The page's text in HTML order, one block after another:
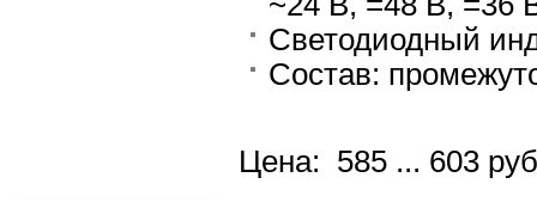
Светодиодный
Состав:
Цена: 585 ... 603